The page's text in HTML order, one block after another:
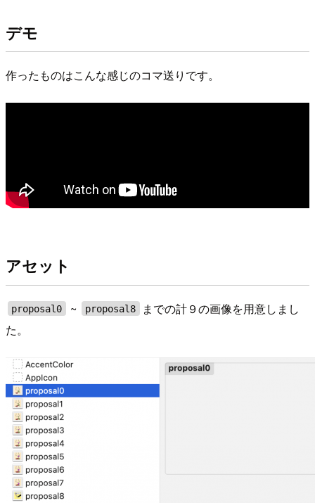
デモ
作ったものはこんな感じのコマ送りです。
アセット
proposal0 ~ proposal8
までの計９の画像を用意しまし
た。